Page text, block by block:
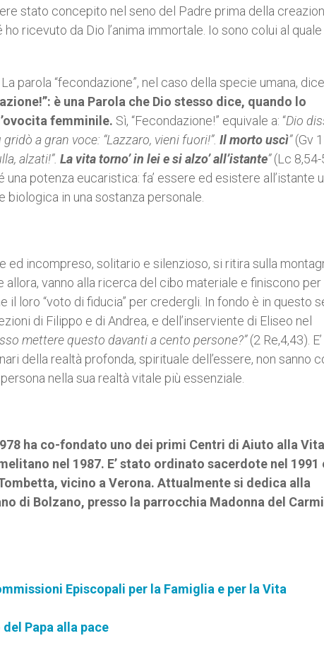
stato concepito nel seno del Padre prima della
ricevuto da Dio l’anima immortale. Io sono colui al quale
parola “fecondazione”, nel caso della specie umana,
è una Parola che Dio stesso dice, quando lo
femminile. Sì, “Fecondazione!” equivale a: “Dio
gridò a gran voce: “Lazzaro, vieni fuori!”. Il morto uscì”(Gv
alzati!”. La vita torno’ in lei e si alzo’ all’istante”(Lc 8,54-
potenza eucaristica: fa’ essere ed esistere all’istante
biologica in una sostanza personale.
ed incompreso, solitario e silenzioso, si ritira sulla
vanno alla ricerca del cibo materiale e finiscono per
il loro “voto di fiducia” per credergli. In fondo è in questo
di Filippo e di Andrea, e dell’inserviente di Eliseo nel
mettere questo davanti a cento persone?”(2 Re,4,43). E’
della realtà profonda, spirituale dell’essere, non sanno
nella sua realtà vitale più essenziale.
ha co-fondato uno dei primi Centri di Aiuto alla
nel 1987. E’ stato ordinato sacerdote nel 1991
vicino a Verona. Attualmente si dedica alla
di Bolzano, presso la parrocchia Madonna del
Episcopali per la Famiglia e per la Vita
Papa alla pace